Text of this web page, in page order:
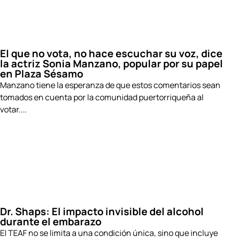
El que no vota, no hace escuchar su voz, dice
la actriz Sonia Manzano, popular por su papel
en Plaza Sésamo
Manzano tiene la esperanza de que estos comentarios sean
tomados en cuenta por la comunidad puertorriqueña al
votar....
Dr. Shaps: El impacto invisible del alcohol
durante el embarazo
El TEAF no se limita a una condición única, sino que incluye